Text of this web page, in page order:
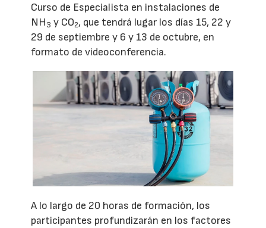
Curso de Especialista en instalaciones de
NH3 y CO2, que tendrá lugar los días 15, 22 y
29 de septiembre y 6 y 13 de octubre, en
formato de videoconferencia.
A lo largo de 20 horas de formación, los
participantes profundizarán en los factores